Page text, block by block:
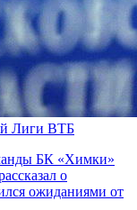
Лиги ВТБ
БК «Химки»
о
ожиданиями от